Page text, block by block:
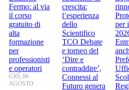
GIO, 06
AGOSTO